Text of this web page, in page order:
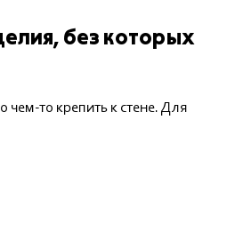
без которых
то крепить к стене. Для